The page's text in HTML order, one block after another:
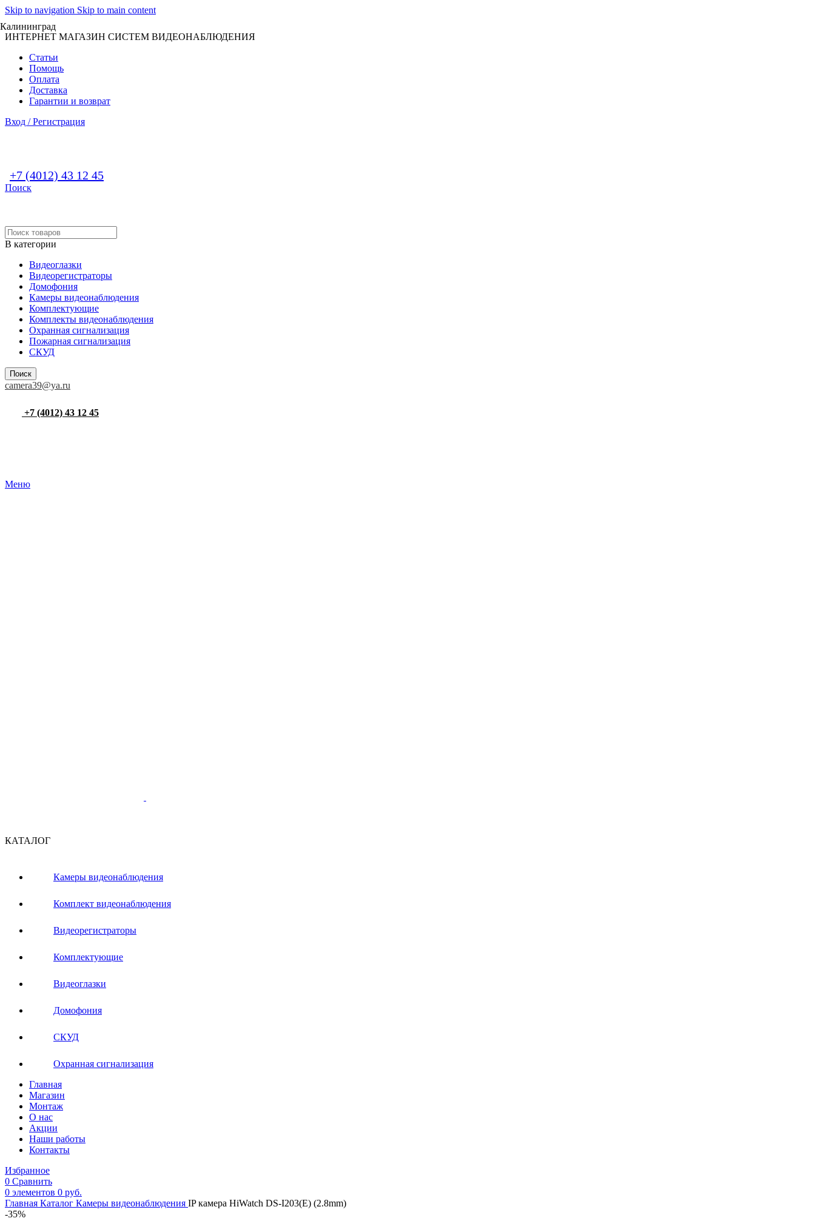
Skip to navigation Skip to main content
Калининград
ИНТЕРНЕТ МАГАЗИН СИСТЕМ ВИДЕОНАБЛЮДЕНИЯ
Статьи
Помощь
Оплата
Доставка
Гарантии и возврат
Вход / Регистрация
+7 (4012) 43 12 45
Поиск
В категории
Видеоглазки
Видеорегистраторы
Домофония
Камеры видеонаблюдения
Комплектующие
Комплекты видеонаблюдения
Охранная сигнализация
Пожарная сигнализация
СКУД
Поиск
camera39@ya.ru
+7 (4012) 43 12 45
Меню
КАТАЛОГ
Камеры видеонаблюдения
Комплект видеонаблюдения
Видеорегистраторы
Комплектующие
Видеоглазки
Домофония
СКУД
Охранная сигнализация
Главная
Магазин
Монтаж
О нас
Акции
Наши работы
Контакты
Избранное
0 Сравнить
0 элементов 0 руб.
Главная Каталог Камеры видеонаблюдения IP камера HiWatch DS-I203(E) (2.8mm)
-35%